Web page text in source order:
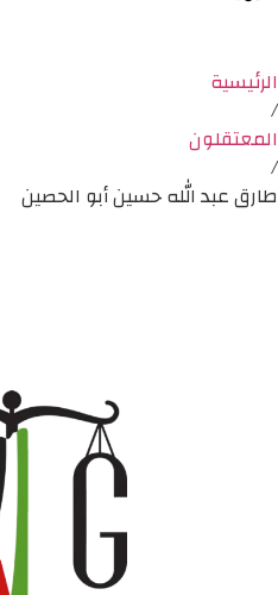
الرئيسية
/
المعتقلون
/
طارق عبد الله حسين أبو الحصين